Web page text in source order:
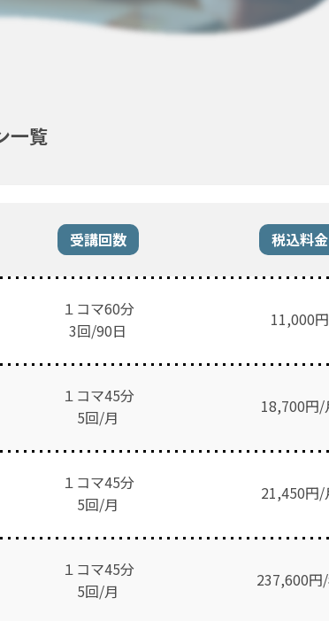
一覧
受講回数 税込料金
１コマ60分
3回/90日
11,000円
１コマ45分
5回/月
18,700円/
１コマ45分
5回/月
21,450円/
１コマ45分
5回/月
237,600円